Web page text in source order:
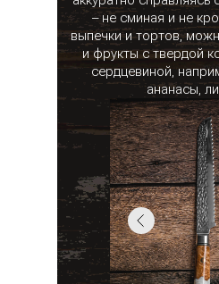
– не сминая и не
выпечки и тортов,
и фрукты с твердой
сердцевиной,
ананасы,